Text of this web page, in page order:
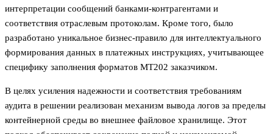
интерпретации сообщений банками-контрагентами и
соответствия отраслевым протоколам. Кроме того, было
разработано уникальное бизнес-правило для интеллектуального
формирования данных в платежных инструкциях, учитывающее
специфику заполнения форматов МТ202 заказчиком.
В целях усиления надежности и соответствия требованиям
аудита в решении реализован механизм вывода логов за пределы
контейнерной среды во внешнее файловое хранилище. Этот